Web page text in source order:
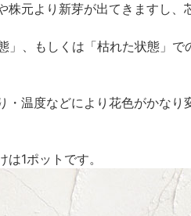
株元より新芽が出てきますし
、もしくは「枯れた状態」で
・温度などにより花色がかな
1ポットです。